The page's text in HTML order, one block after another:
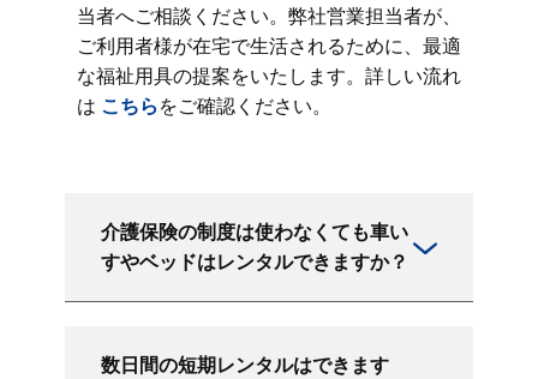
当者へご相談ください。弊社営業担当者が、
ご利用者様が在宅で生活されるために、最適
な福祉用具の提案をいたします。詳しい流れ
は こちらをご確認ください。
介護保険の制度は使わなくても車い
すやベッドはレンタルできますか？
数日間の短期レンタルはできます